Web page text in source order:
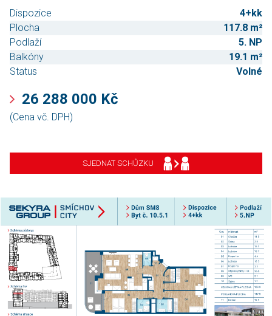
Dispozice
4+kk
Plocha
117.8 m²
Podlaží
5. NP
Balkóny
19.1 m²
Status
Volné
26 288 000 Kč
(Cena vč. DPH)
SJEDNAT SCHŮZKU